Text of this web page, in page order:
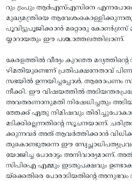
റും ട്രംപും ആർഎസ്എസിനെ
മുഖ്യമന്ത്രിയെ
പൂവിട്ടുപൂജിക്കാൻ മറ്റൊരു കോൺഗ്രസ്
യ്യാറായതും ഈ പശ്ചാത്തലത്തിലാണ്.
കേരളത്തിൽ വീര്യം കുറഞ്ഞ
ഴിമതിയുണ്ടെന്ന്‌ പ്രതിപക്ഷനേതാവ്
സഭയിൽ ഉന്നയിച്ചപ്പോൾ, ആരോപണം
നീക്കി. ഈ വിഷയത്തിൽ
അവതരണാനുമതി നിഷേധിച്ചതും
ത്തേക്ക് ഏതു നിമിഷവും
മടിക്കില്ലെന്നതിന്റെ സൂചനയാണ്.
ക്കുന്നവർ അത് ആവർത്തിക്കാൻ
തുകൊണ്ടുതന്നെ ഈ
യോജിച്ച പോരാട്ടം അനിവാര്യമാണ്.
സിപിഐ എമ്മും ഇടതുപക്ഷവും
യ്‌ക്കെതിരെ പോരാടിയതിന്റെ